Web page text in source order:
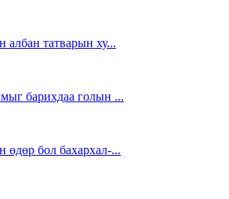
татварын ху...
барихдаа голын ...
бол бахархал-...